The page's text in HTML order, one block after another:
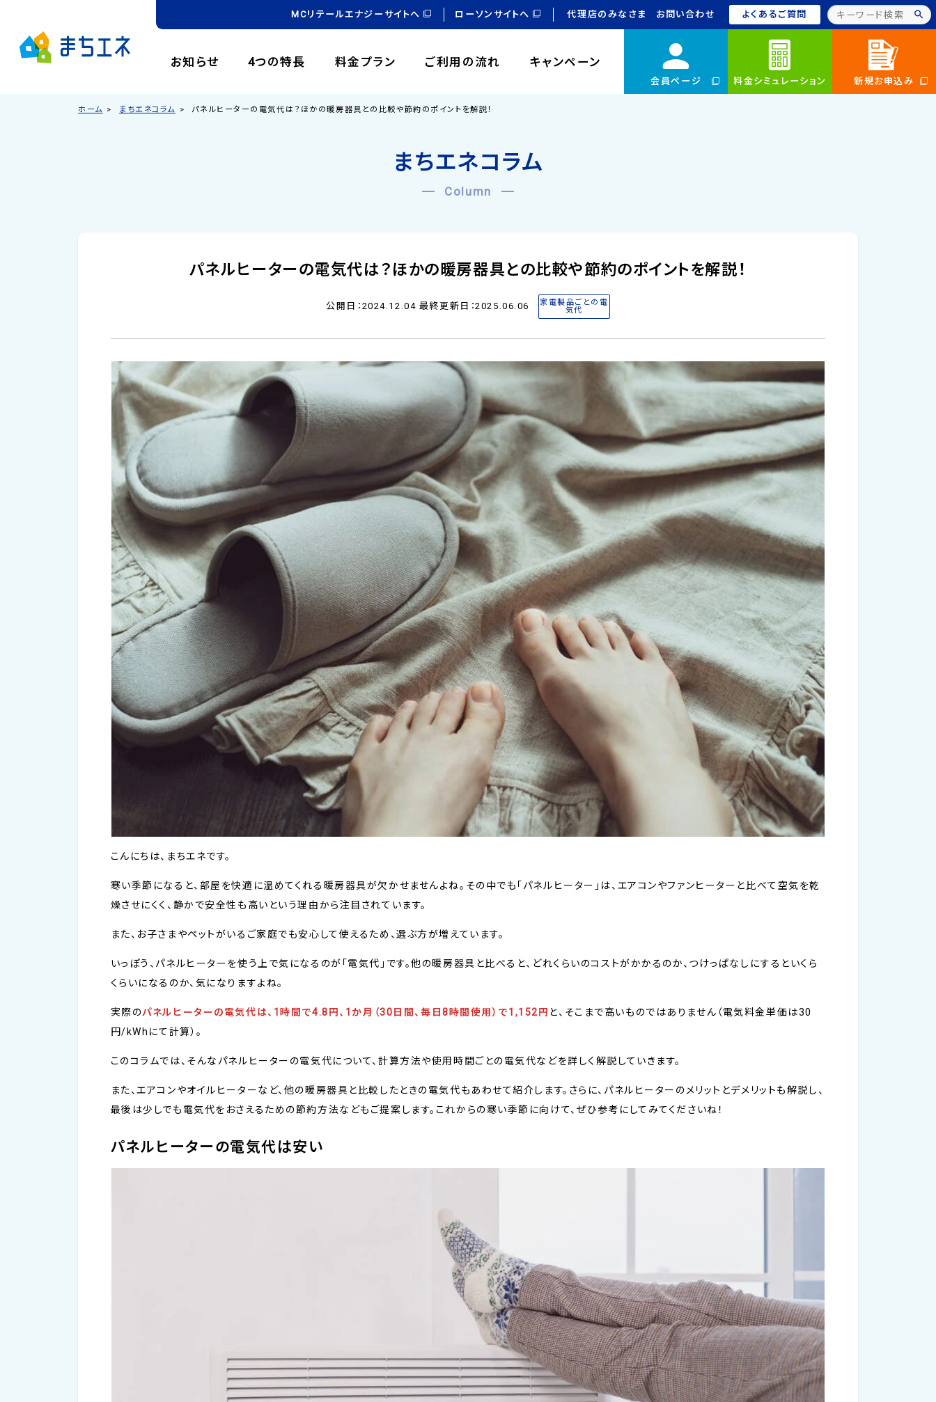
会員ページ 料金シミュレーション 新規お申込み
お知らせ 4つの特長 料金プラン ご利用の流れ キャンペーン
MCリテールエナジーサイトへ ローソンサイトへ 代理店のみなさま お問い合わせ よくあるご質問
ホーム まちエネコラム パネルヒーターの電気代は？ほかの暖房器具との比較や節約のポイントを解説！
まちエネコラム
Column
パネルヒーターの電気代は？ほかの暖房器具との比較や節約のポイントを解説！
公開日：2024.12.04 最終更新日：2025.06.06
家電製品ごとの電
気代
こんにちは、まちエネです。
寒い季節になると、部屋を快適に温めてくれる暖房器具が欠かせませんよね。その中でも「パネルヒーター」は、エアコンやファンヒーターと比べて空気を乾
燥させにくく、静かで安全性も高いという理由から注目されています。
また、お子さまやペットがいるご家庭でも安心して使えるため、選ぶ方が増えています。
いっぽう、パネルヒーターを使う上で気になるのが「電気代」です。他の暖房器具と比べると、どれくらいのコストがかかるのか、つけっぱなしにするといくら
くらいになるのか、気になりますよね。
実際のパネルヒーターの電気代は、1時間で4.8円、1か月（30日間、毎日8時間使用）で1,152円 と、そこまで高いものではありません（電気料金単価は30
円/kWhにて計算）。
このコラムでは、そんなパネルヒーターの電気代について、計算方法や使用時間ごとの電気代などを詳しく解説していきます。
また、エアコンやオイルヒーターなど、他の暖房器具と比較したときの電気代もあわせて紹介します。さらに、パネルヒーターのメリットとデメリットも解説し、
最後は少しでも電気代をおさえるための節約方法などもご提案します。これからの寒い季節に向けて、ぜひ参考にしてみてくださいね！
パネルヒーターの電気代は安い